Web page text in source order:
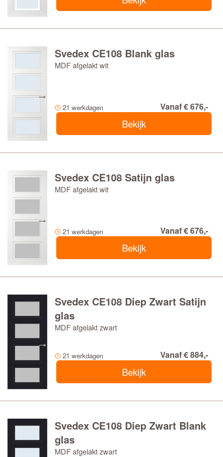
Svedex CE108 Blank glas
MDF afgelakt wit
21 werkdagen Vanaf € 676,-
Bekijk
Svedex CE108 Satijn glas
MDF afgelakt wit
21 werkdagen Vanaf € 676,-
Bekijk
Svedex CE108 Diep Zwart Satijn
glas
MDF afgelakt zwart
21 werkdagen Vanaf € 884,-
Bekijk
Svedex CE108 Diep Zwart Blank
glas
MDF afgelakt zwart